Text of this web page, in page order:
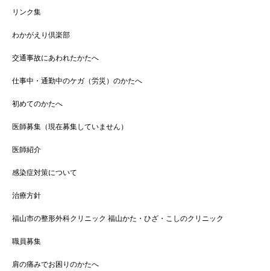
リンク集
わかがえり倶楽部
交通事故にあわれたかたへ
仕事中・通勤中のケガ（労災）のかたへ
初めてのかたへ
医師募集（現在募集していません）
医師紹介
感染症対策について
治療方針
福山市の整形外科クリニック 福山かた・ひざ・こしのクリニック
職員募集
肩の痛みでお困りのかたへ